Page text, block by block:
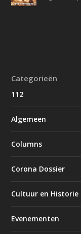
Categorieën
112
Algemeen
Columns
Corona Dossier
Cultuur en Historie
Evenementen